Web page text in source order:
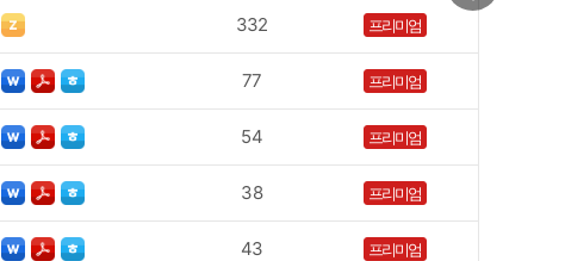
332 프리미엄
77 프리미엄
54 프리미엄
38 프리미엄
43 프리미엄